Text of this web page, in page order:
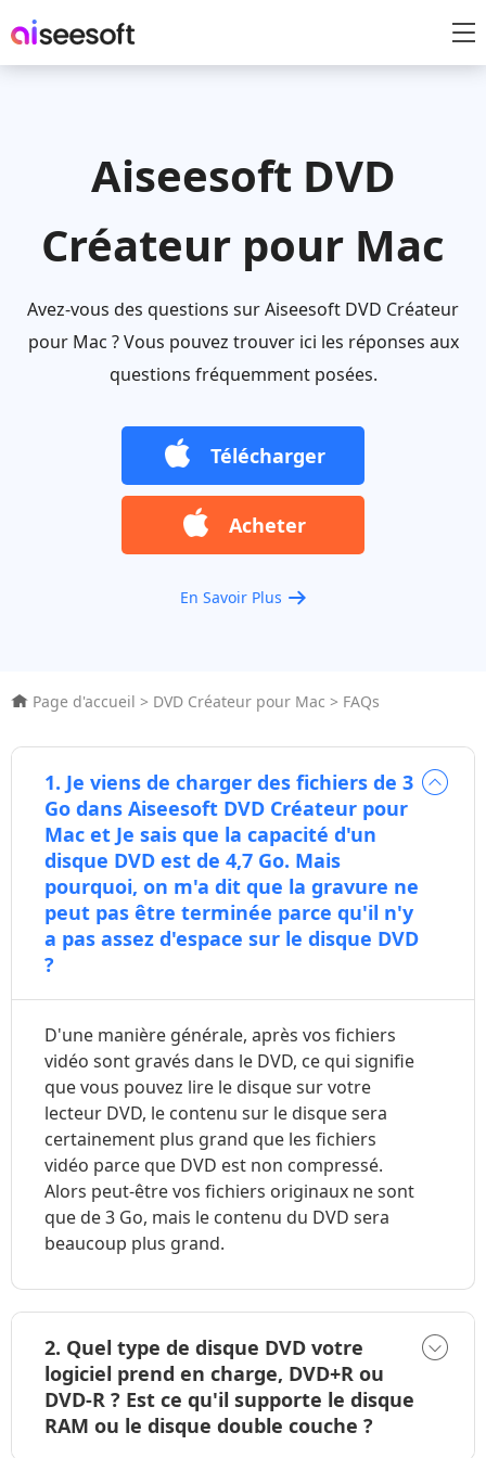
Aiseesoft DVD
Créateur pour Mac
Avez-vous des questions sur Aiseesoft DVD Créateur
pour Mac ? Vous pouvez trouver ici les réponses aux
questions fréquemment posées.
Télécharger
Acheter
En Savoir Plus
Page d'accueil > DVD Créateur pour Mac > FAQs
1. Je viens de charger des fichiers de 3
Go dans Aiseesoft DVD Créateur pour
Mac et Je sais que la capacité d'un
disque DVD est de 4,7 Go. Mais
pourquoi, on m'a dit que la gravure ne
peut pas être terminée parce qu'il n'y
a pas assez d'espace sur le disque DVD
?
D'une manière générale, après vos fichiers
vidéo sont gravés dans le DVD, ce qui signifie
que vous pouvez lire le disque sur votre
lecteur DVD, le contenu sur le disque sera
certainement plus grand que les fichiers
vidéo parce que DVD est non compressé.
Alors peut-être vos fichiers originaux ne sont
que de 3 Go, mais le contenu du DVD sera
beaucoup plus grand.
2. Quel type de disque DVD votre
logiciel prend en charge, DVD+R ou
DVD-R ? Est ce qu'il supporte le disque
RAM ou le disque double couche ?